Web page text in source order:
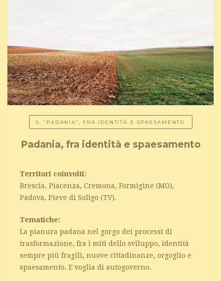
5. “PADANIA”, FRA IDENTITÀ E SPAESAMENTO
Padania, fra identità e spaesamento
Territori coinvolti:
Brescia, Piacenza, Cremona, Formigine (MO),
Padova, Pieve di Soligo (TV).
Tematiche:
La pianura padana nel gorgo dei processi di
trasformazione, fra i miti dello sviluppo, identità
sempre più fragili, nuove cittadinanze, orgoglio e
spaesamento. E voglia di autogoverno.